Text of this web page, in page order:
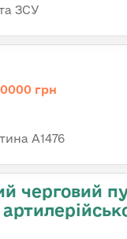
ЗСУ
грн
А1476
черговий